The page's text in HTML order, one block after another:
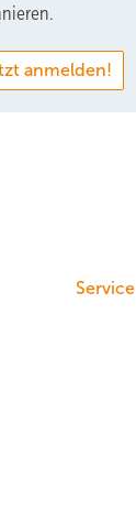
anmelden!
Service